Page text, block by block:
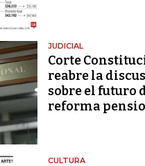
JUDICIAL
Corte
reabre la
sobre el futuro
reforma
CULTURA